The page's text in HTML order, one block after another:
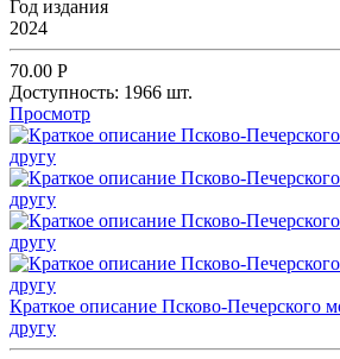
Год издания
2024
70.00 Р
Доступность: 1966 шт.
Просмотр
Краткое описание Псково-Печерского
другу